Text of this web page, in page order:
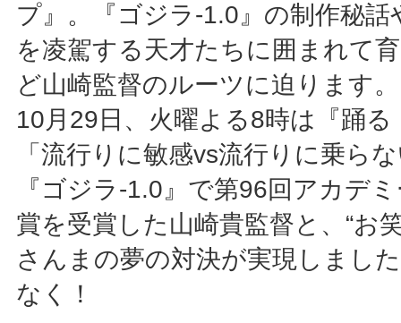
プ』。『ゴジラ-1.0』の制作秘話
を凌駕する天才たちに囲まれて
ど山崎監督のルーツに迫ります。
10月29日、火曜よる8時は『踊
「流行りに敏感vs流行りに乗ら
『ゴジラ-1.0』で第96回アカデ
賞を受賞した山崎貴監督と、“お
さんまの夢の対決が実現しまし
なく！